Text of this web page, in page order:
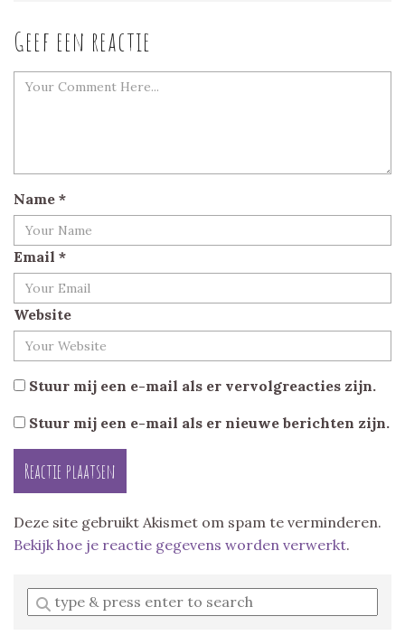
Geef een reactie
Name *
Email *
Website
Stuur mij een e-mail als er vervolgreacties zijn.
Stuur mij een e-mail als er nieuwe berichten zijn.
Deze site gebruikt Akismet om spam te verminderen.
Bekijk hoe je reactie gegevens worden verwerkt.
Enter
a